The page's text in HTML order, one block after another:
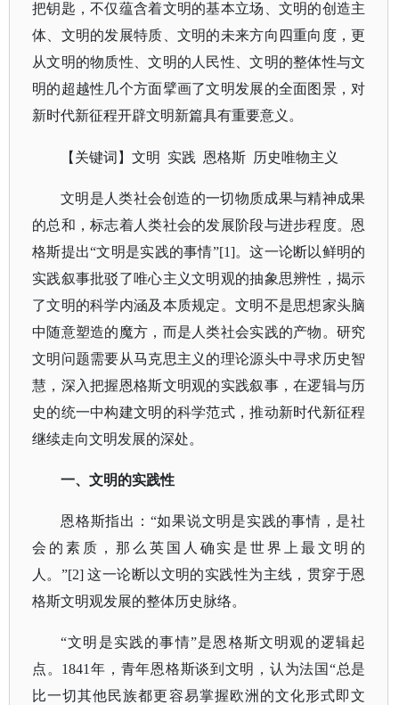
把钥匙，不仅蕴含着文明的基本立场、文明的创造主
体、文明的发展特质、文明的未来方向四重向度，更
从文明的物质性、文明的人民性、文明的整体性与文
明的超越性几个方面擘画了文明发展的全面图景，对
新时代新征程开辟文明新篇具有重要意义。
【关键词】文明 实践 恩格斯 历史唯物主义
文明是人类社会创造的一切物质成果与精神成果
的总和，标志着人类社会的发展阶段与进步程度。恩
格斯提出“文明是实践的事情”[1]。这一论断以鲜明的
实践叙事批驳了唯心主义文明观的抽象思辨性，揭示
了文明的科学内涵及本质规定。文明不是思想家头脑
中随意塑造的魔方，而是人类社会实践的产物。研究
文明问题需要从马克思主义的理论源头中寻求历史智
慧，深入把握恩格斯文明观的实践叙事，在逻辑与历
史的统一中构建文明的科学范式，推动新时代新征程
继续走向文明发展的深处。
一、文明的实践性
恩格斯指出： “如果说文明是实践的事情，是社
会的素质，那么英国人确实是世界上最文明的
人。”[2] 这一论断以文明的实践性为主线，贯穿于恩
格斯文明观发展的整体历史脉络。
“文明是实践的事情”是恩格斯文明观的逻辑起
点。1841年，青年恩格斯谈到文明，认为法国“总是
比一切其他民族都更容易掌握欧洲的文化形式即文